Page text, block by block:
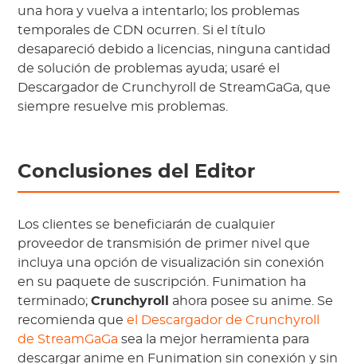
una hora y vuelva a intentarlo; los problemas
temporales de CDN ocurren. Si el título
desapareció debido a licencias, ninguna cantidad
de solución de problemas ayuda; usaré el
Descargador de Crunchyroll de StreamGaGa, que
siempre resuelve mis problemas.
Conclusiones del Editor
Los clientes se beneficiarán de cualquier
proveedor de transmisión de primer nivel que
incluya una opción de visualización sin conexión
en su paquete de suscripción. Funimation ha
terminado;Crunchyroll
ahora posee su anime. Se
recomienda queel Descargador de Crunchyroll
de StreamGaGa sea la mejor herramienta para
descargar anime en Funimation sin conexión y sin